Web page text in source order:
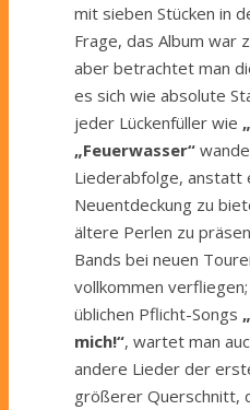
mit sieben Stücken in
Frage, das Album war
aber betrachtet man
es sich wie absolute
jeder Lückenfüller wie
„Feuerwasser“
Liederabfolge, anstatt
Neuentdeckung zu
ältere Perlen zu
Bands bei neuen
vollkommen
üblichen Pflicht-Songs
mich!“, wartet man
andere Lieder der
größerer Querschnitt,